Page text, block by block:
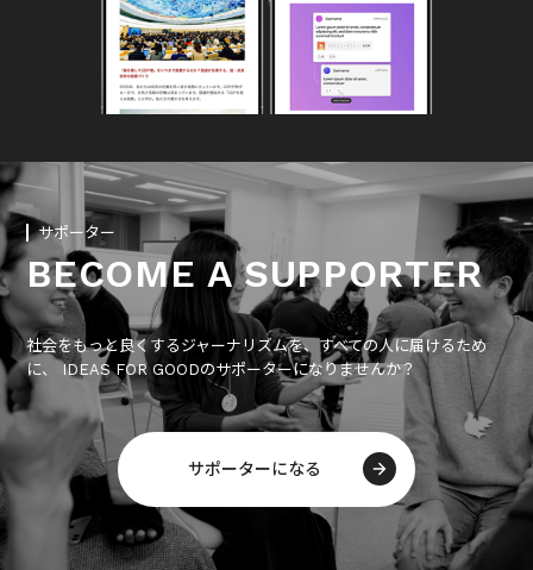
サポーター
BECOME A SUPPORTER
社会をもっと良くするジャーナリズムを、すべての人に届けるため
に、 IDEAS FOR GOODのサポーターになりませんか？
サポーターになる